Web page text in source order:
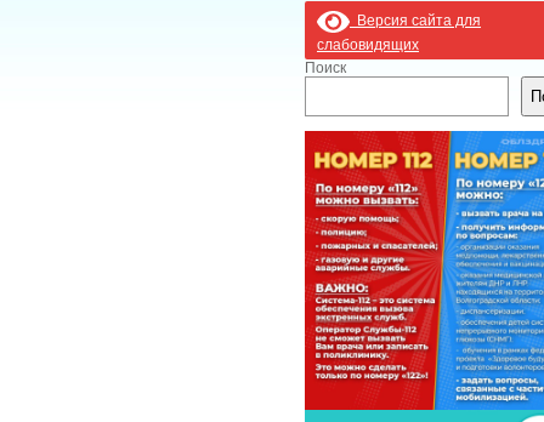
Версия сайта для
слабовидящих
Поиск